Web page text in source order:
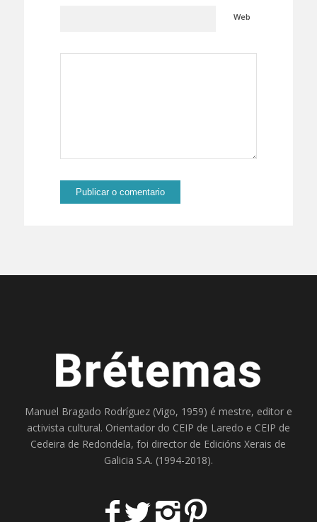
Web
Manuel Bragado Rodríguez (Vigo, 1959) é mestre, editor e
activista cultural. Orientador do CEIP de Laredo e CEIP de
Cedeira de Redondela, foi director de Edicións Xerais de
Galicia S.A. (1994-2018).